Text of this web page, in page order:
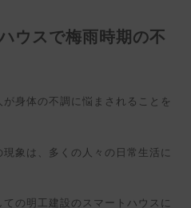
ウスで梅雨時期の不
身体の不調に悩まされることを
象は、多くの人々の日常生活に
の明工建設のスマートハウスに